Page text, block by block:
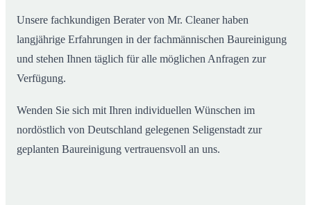
Unsere fachkundigen Berater von Mr. Cleaner haben
langjährige Erfahrungen in der fachmännischen Baureinigung
und stehen Ihnen täglich für alle möglichen Anfragen zur
Verfügung.
Wenden Sie sich mit Ihren individuellen Wünschen im
nordöstlich von Deutschland gelegenen Seligenstadt zur
geplanten Baureinigung vertrauensvoll an uns.